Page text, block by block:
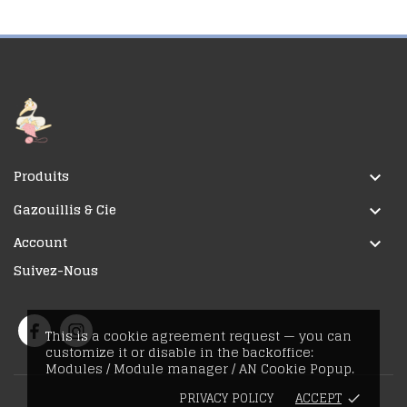
This is a cookie agreement request — you can
customize it or disable in the backoffice:
Modules / Module manager / AN Cookie Popup.
PRIVACY POLICY ACCEPT done
Produits 
Gazouillis & Cie 
Account 
Suivez-Nous